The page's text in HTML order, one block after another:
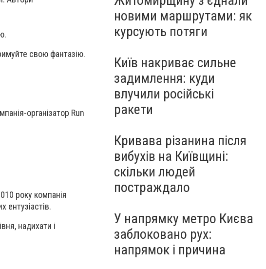
свою фантазію.
організатор Run
року компанія
ентузіастів.
надихати і
новими маршрутами: як
курсують потяги
Київ накриває сильне
задимлення: куди
влучили російські
ракети
Кривава різанина після
вибухів на Київщині:
скільки людей
постраждало
У напрямку метро Києва
заблоковано рух:
напрямок і причина